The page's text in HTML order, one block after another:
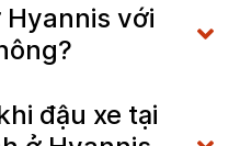
với
đậu xe tại